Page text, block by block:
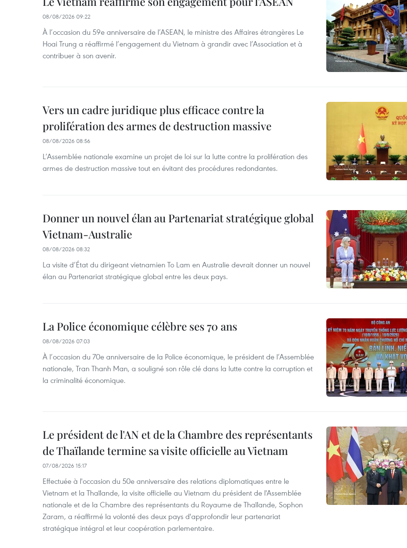
08/08/2026 09:22
À l’occasion du 59e anniversaire de l’ASEAN, le ministre des Affaires étrangères Le
Hoai Trung a réaffirmé l’engagement du Vietnam à grandir avec l’Association et à
contribuer à son avenir.
Vers un cadre juridique plus efficace contre la
prolifération des armes de destruction massive
08/08/2026 08:56
L’Assemblée nationale examine un projet de loi sur la lutte contre la prolifération des
armes de destruction massive tout en évitant des procédures redondantes.
Donner un nouvel élan au Partenariat stratégique global
Vietnam-Australie
08/08/2026 08:32
La visite d’État du dirigeant vietnamien To Lam en Australie devrait donner un nouvel
élan au Partenariat stratégique global entre les deux pays.
La Police économique célèbre ses 70 ans
08/08/2026 07:03
À l’occasion du 70e anniversaire de la Police économique, le président de l’Assemblée
nationale, Tran Thanh Man, a souligné son rôle clé dans la lutte contre la corruption et
la criminalité économique.
Le président de l'AN et de la Chambre des représentants
de Thaïlande termine sa visite officielle au Vietnam
07/08/2026 15:17
Effectuée à l'occasion du 50e anniversaire des relations diplomatiques entre le
Vietnam et la Thaïlande, la visite officielle au Vietnam du président de l'Assemblée
nationale et de la Chambre des représentants du Royaume de Thaïlande, Sophon
Zaram, a réaffirmé la volonté des deux pays d'approfondir leur partenariat
stratégique intégral et leur coopération parlementaire.